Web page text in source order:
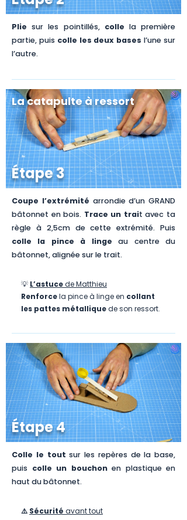
Plie sur les pointillés, colle la première
partie, puis colle les deux bases l’une sur
l’autre.
La catapulte à ressort
Étape 3
Coupe l’extrémité arrondie d’un GRAND
bâtonnet en bois. Trace un trait avec ta
règle à 2,5cm de cette extrémité. Puis
colle la pince à linge au centre du
bâtonnet, alignée sur le trait.
💡 L’astucede Matthieu
Renforcela pince à linge en collant
les pattes métalliquede son ressort.
Étape 4
Colle le tout sur les repères de la base,
puis colle un bouchonen plastique en
haut du bâtonnet.
⚠️ Sécurité avant tout